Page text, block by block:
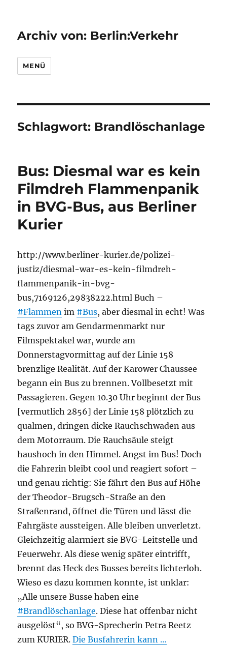
Archiv von: Berlin:Verkehr
MENÜ
Schlagwort: Brandlöschanlage
Bus: Diesmal war es kein
Filmdreh Flammenpanik
in BVG-Bus, aus Berliner
Kurier
http://www.berliner-kurier.de/polizei-
justiz/diesmal-war-es-kein-filmdreh-
flammenpanik-in-bvg-
bus,7169126,29838222.html Buch –
#Flammen im #Bus, aber diesmal in echt! Was
tags zuvor am Gendarmenmarkt nur
Filmspektakel war, wurde am
Donnerstagvormittag auf der Linie 158
brenzlige Realität. Auf der Karower Chaussee
begann ein Bus zu brennen. Vollbesetzt mit
Passagieren. Gegen 10.30 Uhr beginnt der Bus
[vermutlich 2856] der Linie 158 plötzlich zu
qualmen, dringen dicke Rauchschwaden aus
dem Motorraum. Die Rauchsäule steigt
haushoch in den Himmel. Angst im Bus! Doch
die Fahrerin bleibt cool und reagiert sofort –
und genau richtig: Sie fährt den Bus auf Höhe
der Theodor-Brugsch-Straße an den
Straßenrand, öffnet die Türen und lässt die
Fahrgäste aussteigen. Alle bleiben unverletzt.
Gleichzeitig alarmiert sie BVG-Leitstelle und
Feuerwehr. Als diese wenig später eintrifft,
brennt das Heck des Busses bereits lichterloh.
Wieso es dazu kommen konnte, ist unklar:
„Alle unsere Busse haben eine
#Brandlöschanlage. Diese hat offenbar nicht
ausgelöst“, so BVG-Sprecherin Petra Reetz
zum KURIER.Die Busfahrerin kann …